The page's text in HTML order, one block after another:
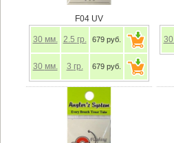
F04 UV
30 мм. 2.5 гр. 679 руб.
30 мм. 3 гр. 679 руб.
30